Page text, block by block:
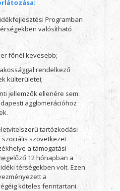
Programban
valósítható
főnél kevesebb;
rendelkező
külterületei;
jellemzők ellenére sem:
agglomerációhoz
tartózkodási
szövetkezet
a támogatási
12 hónapban a
térségekben volt. Ezen
a
köteles fenntartani.